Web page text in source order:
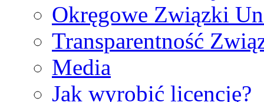
Okręgowe Związki
Transparentność
Media
Jak wyrobić licencję?